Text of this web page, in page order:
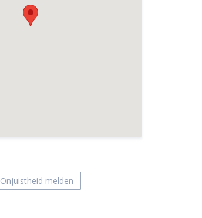
Onjuistheid melden